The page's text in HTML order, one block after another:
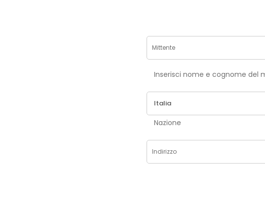
Inserisci nome e
Nazione